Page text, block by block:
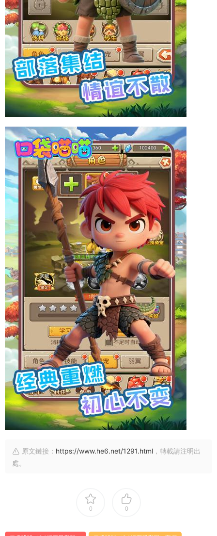
原文鏈接： https://www.he6.net/1291.html ，轉載請注明出
處。
0 0